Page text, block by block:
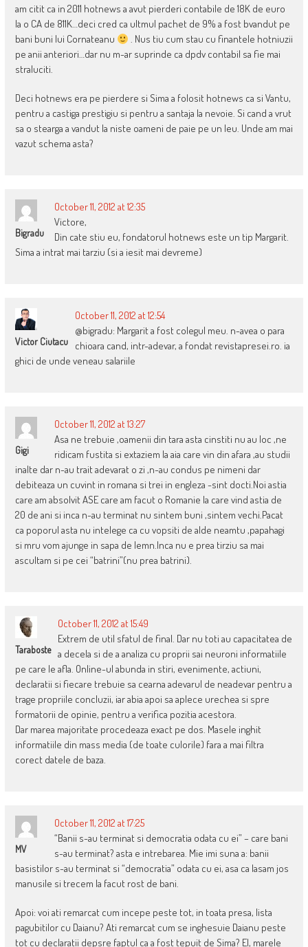
am citit ca in 2011 hotnews a avut pierderi contabile de 18K de euro
la o CA de 811K…deci cred ca ultmul pachet de 9% a fost bvandut pe
bani buni lui Cornateanu
. Nus tiu cum stau cu finantele hotniuzii
pe anii anteriori…dar nu m-ar suprinde ca dpdv contabil sa fie mai
straluciti.
Deci hotnews era pe pierdere si Sima a folosit hotnews ca si Vantu,
pentru a castiga prestigiu si pentru a santaja la nevoie. Si cand a vrut
sa o stearga a vandut la niste oameni de paie pe un leu. Unde am mai
vazut schema asta?
Bigradu
October 11, 2012 at 12:35
Victore,
Din cate stiu eu, fondatorul hotnews este un tip Margarit.
Sima a intrat mai tarziu (si a iesit mai devreme)
Victor Ciutacu
October 11, 2012 at 12:54
@bigradu: Margarit a fost colegul meu. n-avea o para
chioara cand, intr-adevar, a fondat revistapresei.ro. ia
ghici de unde veneau salariile
Gigi
October 11, 2012 at 13:27
Asa ne trebuie ,oamenii din tara asta cinstiti nu au loc ,ne
ridicam fustita si extaziem la aia care vin din afara ,au studii
inalte dar n-au trait adevarat o zi ,n-au condus pe nimeni dar
debiteaza un cuvint in romana si trei in engleza -sint docti.Noi astia
care am absolvit ASE care am facut o Romanie la care vind astia de
20 de ani si inca n-au terminat nu sintem buni ,sintem vechi.Pacat
ca poporul asta nu intelege ca cu vopsiti de alde neamtu ,papahagi
si mru vom ajunge in sapa de lemn.Inca nu e prea tirziu sa mai
ascultam si pe cei “batrini”(nu prea batrini).
Taraboste
October 11, 2012 at 15:49
Extrem de util sfatul de final. Dar nu toti au capacitatea de
a decela si de a analiza cu proprii sai neuroni informatiile
pe care le afla. Online-ul abunda in stiri, evenimente, actiuni,
declaratii si fiecare trebuie sa cearna adevarul de neadevar pentru a
trage propriile concluzii, iar abia apoi sa aplece urechea si spre
formatorii de opinie, pentru a verifica pozitia acestora.
Dar marea majoritate procedeaza exact pe dos. Masele inghit
informatiile din mass media (de toate culorile) fara a mai filtra
corect datele de baza.
MV
October 11, 2012 at 17:25
“Banii s-au terminat si democratia odata cu ei” – care bani
s-au terminat? asta e intrebarea. Mie imi suna a: banii
basistilor s-au terminat si “democratia” odata cu ei, asa ca lasam jos
manusile si trecem la facut rost de bani.
Apoi: voi ati remarcat cum incepe peste tot, in toata presa, lista
pagubitilor cu Daianu? Ati remarcat cum se inghesuie Daianu peste
tot cu declaratii depsre faptul ca a fost tepuit de Sima? El, marele